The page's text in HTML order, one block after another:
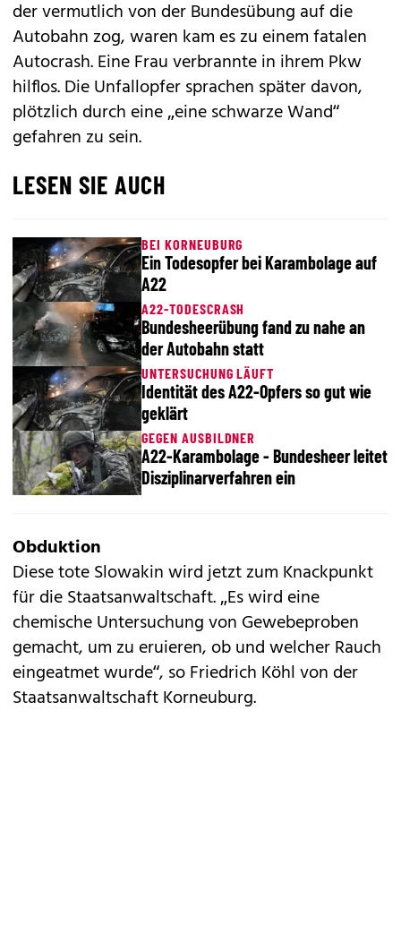
der vermutlich von der Bundesübung auf die
Autobahn zog, waren kam es zu einem fatalen
Autocrash. Eine Frau verbrannte in ihrem Pkw
hilflos. Die Unfallopfer sprachen später davon,
plötzlich durch ­eine „eine schwarze Wand“
gefahren zu sein.
LESEN SIE AUCH
BEI KORNEUBURG
Ein Todesopfer bei Karambolage auf
A22
A22-TODESCRASH
Bundesheerübung fand zu nahe an
der Autobahn statt
UNTERSUCHUNG LÄUFT
Identität des A22-Opfers so gut wie
geklärt
GEGEN AUSBILDNER
A22-Karambolage - Bundesheer leitet
Disziplinarverfahren ein
Obduktion
Diese tote Slowakin wird jetzt zum Knackpunkt
für die Staatsanwaltschaft. „Es wird eine
chemische Untersuchung von Gewebeproben
gemacht, um zu eruieren, ob und welcher Rauch
eingeatmet wurde“, so Friedrich Köhl von der
Staatsanwaltschaft Korneuburg.